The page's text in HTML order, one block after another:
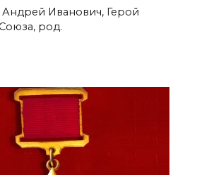
Иванович, Герой
род.